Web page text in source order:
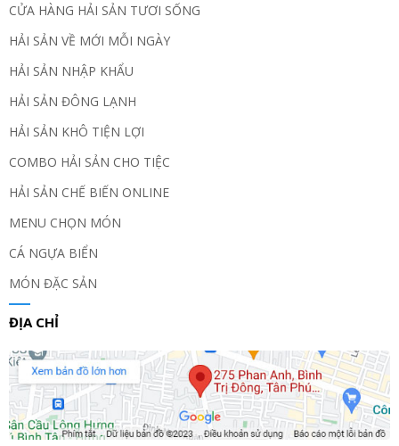
CỬA HÀNG HẢI SẢN TƯƠI SỐNG
HẢI SẢN VỀ MỚI MỖI NGÀY
HẢI SẢN NHẬP KHẨU
HẢI SẢN ĐÔNG LẠNH
HẢI SẢN KHÔ TIỆN LỢI
COMBO HẢI SẢN CHO TIỆC
HẢI SẢN CHẾ BIẾN ONLINE
MENU CHỌN MÓN
CÁ NGỰA BIỂN
MÓN ĐẶC SẢN
ĐỊA CHỈ